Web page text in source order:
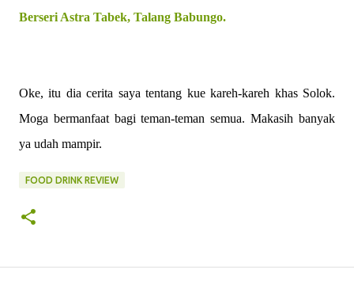
Berseri Astra Tabek, Talang Babungo.
Oke, itu dia cerita saya tentang kue kareh-kareh khas Solok.
Moga bermanfaat bagi teman-teman semua. Makasih banyak
ya udah mampir.
FOOD DRINK REVIEW